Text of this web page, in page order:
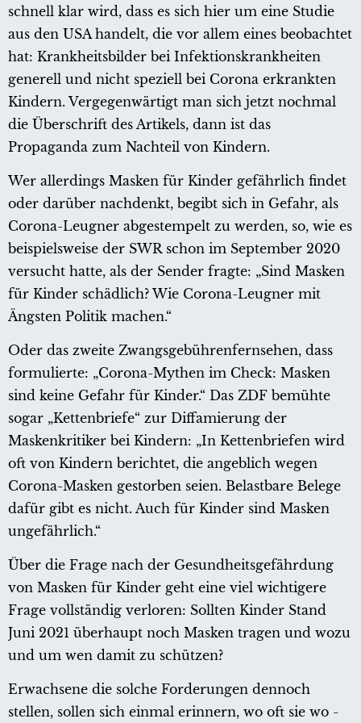
schnell klar wird, dass es sich hier um eine Studie
aus den USA handelt, die vor allem eines beobachtet
hat: Krankheitsbilder bei Infektionskrankheiten
generell und nicht speziell bei Corona erkrankten
Kindern. Vergegenwärtigt man sich jetzt nochmal
die Überschrift des Artikels, dann ist das
Propaganda zum Nachteil von Kindern.
Wer allerdings Masken für Kinder gefährlich findet
oder darüber nachdenkt, begibt sich in Gefahr, als
Corona-Leugner abgestempelt zu werden, so, wie es
beispielsweise der SWR schon im September 2020
versucht hatte, als der Sender fragte: „Sind Masken
für Kinder schädlich? Wie Corona-Leugner mit
Ängsten Politik machen.“
Oder das zweite Zwangsgebührenfernsehen, dass
formulierte: „Corona-Mythen im Check: Masken
sind keine Gefahr für Kinder.“ Das ZDF bemühte
sogar „Kettenbriefe“ zur Diffamierung der
Maskenkritiker bei Kindern: „In Kettenbriefen wird
oft von Kindern berichtet, die angeblich wegen
Corona-Masken gestorben seien. Belastbare Belege
dafür gibt es nicht. Auch für Kinder sind Masken
ungefährlich.“
Über die Frage nach der Gesundheitsgefährdung
von Masken für Kinder geht eine viel wichtigere
Frage vollständig verloren: Sollten Kinder Stand
Juni 2021 überhaupt noch Masken tragen und wozu
und um wen damit zu schützen?
Erwachsene die solche Forderungen dennoch
stellen, sollen sich einmal erinnern, wo oft sie wo -